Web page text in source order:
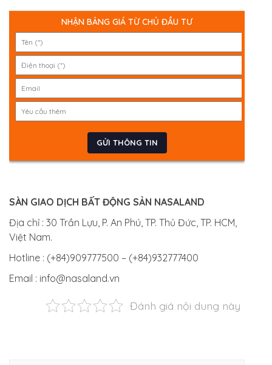
NHẬN BẢNG GIÁ TỪ CHỦ ĐẦU TƯ
SÀN GIAO DỊCH BẤT ĐỘNG SẢN NASALAND
Địa chỉ : 30 Trần Lựu, P. An Phú, TP. Thủ Đức, TP. HCM,
Việt Nam.
Hotline : (+84)909777500 – (+84)932777400
Email : info@nasaland.vn
Đánh giá nội dung này